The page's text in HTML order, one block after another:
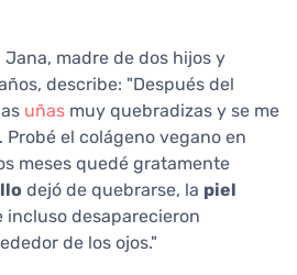
madre de dos hijos y
describe: "Después del
uñas muy quebradizas y se me
el colágeno vegano en
meses quedé gratamente
dejó de quebrarse, la piel
incluso desaparecieron
de los ojos."